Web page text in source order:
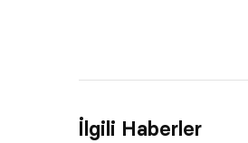
İlgili Haberler